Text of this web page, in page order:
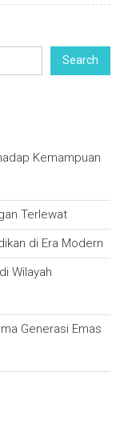
Search
Kemampuan
Terlewat
di Era Modern
Wilayah
Generasi Emas